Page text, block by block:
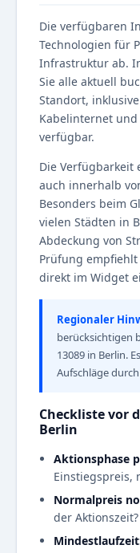
Die verfügbaren
Technologien für
Infrastruktur ab.
Sie alle aktuell
Standort, inklusive
Kabelinternet und
verfügbar.
Die Verfügbarkeit
auch innerhalb
Besonders beim
vielen Städten in
Abdeckung von
Prüfung
direkt im Widget
Regionaler
berücksichtigen
13089 in Berlin.
Aufschläge
Checkliste vor
Berlin
Aktionsphase
Einstiegspreis,
Normalpreis
der Aktionszeit?